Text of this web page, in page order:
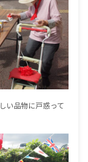
い品物に戸惑って